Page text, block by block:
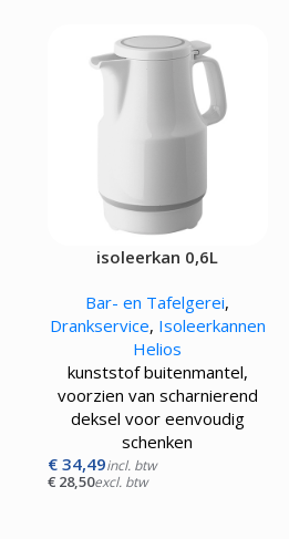
isoleerkan 0,6L
Bar- en Tafelgerei,
Drankservice, Isoleerkannen
Helios
kunststof buitenmantel,
voorzien van scharnierend
deksel voor eenvoudig
schenken
€34,49incl. btw
€28,50excl. btw